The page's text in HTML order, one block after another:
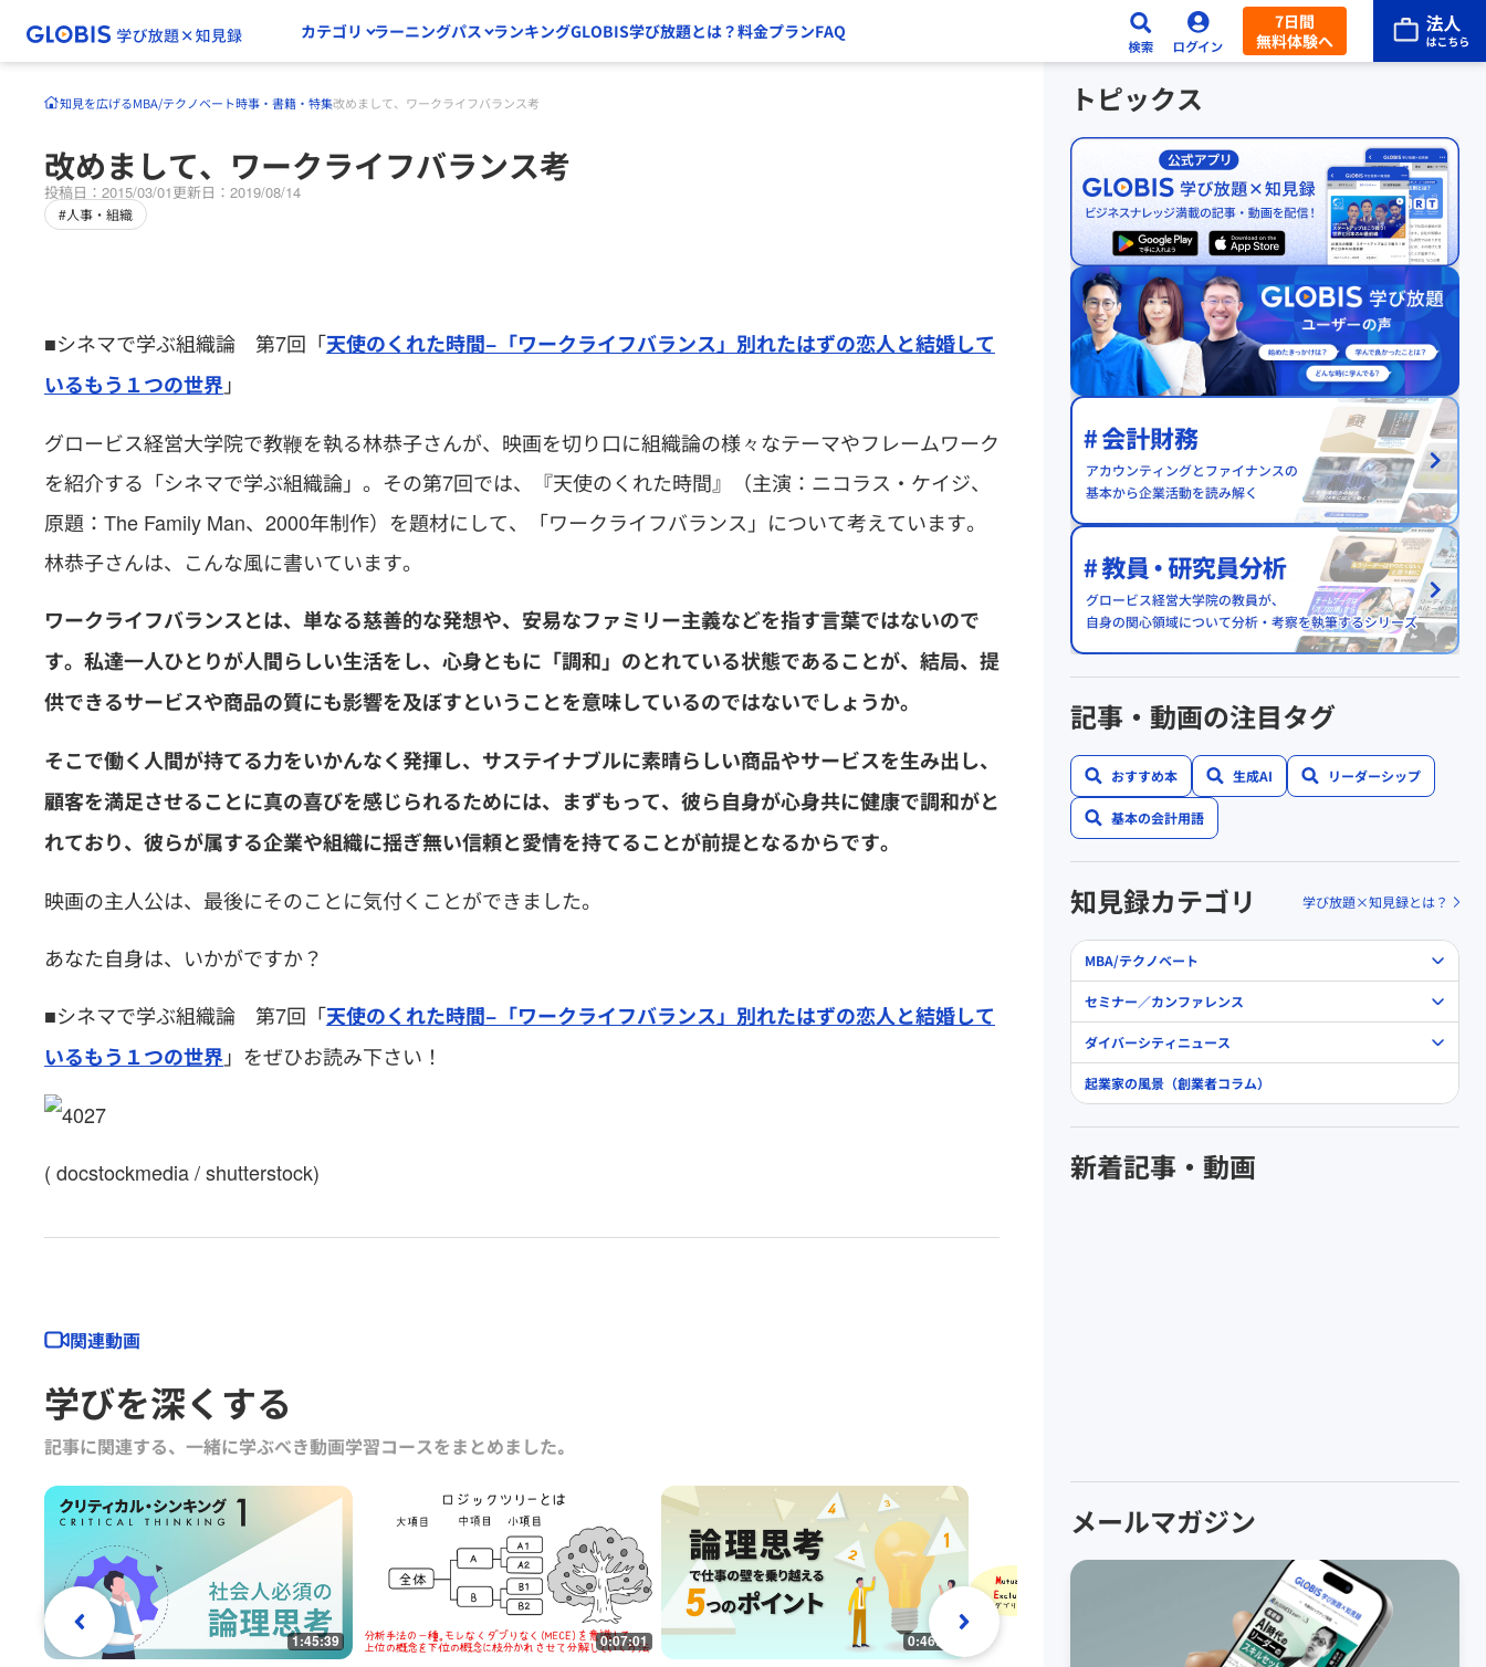
カテゴリ ラーニングパス ランキングGLOBIS学び放題とは？料金プランFAQ
7日間
無料体験へ
知見を広げるMBA/テクノベート時事・書籍・特集改めまして、ワークライフバランス考
改めまして、ワークライフバランス考
投稿日：2015/03/01更新日：2019/08/14
#人事・組織
■シネマで学ぶ組織論 第7回「天使のくれた時間−「ワークライフバランス」別れたはずの恋人と結婚して
いるもう１つの世界」
グロービス経営大学院で教鞭を執る林恭子さんが、映画を切り口に組織論の様々なテーマやフレームワーク
を紹介する「シネマで学ぶ組織論」。その第7回では、『天使のくれた時間』（主演：ニコラス・ケイジ、
原題：The Family Man、2000年制作）を題材にして、「ワークライフバランス」について考えています。
林恭子さんは、こんな風に書いています。
ワークライフバランスとは、単なる慈善的な発想や、安易なファミリー主義などを指す言葉ではないので
す。私達一人ひとりが人間らしい生活をし、心身ともに「調和」のとれている状態であることが、結局、提
供できるサービスや商品の質にも影響を及ぼすということを意味しているのではないでしょうか。
そこで働く人間が持てる力をいかんなく発揮し、サステイナブルに素晴らしい商品やサービスを生み出し、
顧客を満足させることに真の喜びを感じられるためには、まずもって、彼ら自身が心身共に健康で調和がと
れており、彼らが属する企業や組織に揺ぎ無い信頼と愛情を持てることが前提となるからです。
映画の主人公は、最後にそのことに気付くことができました。
あなた自身は、いかがですか？
■シネマで学ぶ組織論 第7回「天使のくれた時間−「ワークライフバランス」別れたはずの恋人と結婚して
いるもう１つの世界」をぜひお読み下さい！
( docstockmedia / shutterstock)
関連動画
学びを深くする
記事に関連する、一緒に学ぶべき動画学習コースをまとめました｡
1:45:39 0:07:01 0:46:06 0:08:01
トピックス
記事・動画の注目タグ
おすすめ本 生成AI リーダーシップ
基本の会計用語
知見録カテゴリ 学び放題×知見録とは？
MBA/テクノベート
セミナー／カンファレンス
ダイバーシティニュース
起業家の風景（創業者コラム）
新着記事・動画
メールマガジン